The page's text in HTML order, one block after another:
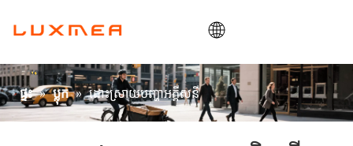
ផ្ទះ
ក្រុមហ៊ុន
ផ្ទះ » ប្លុក » ដោះស្រាយបញ្ហាអគ្គីសនី